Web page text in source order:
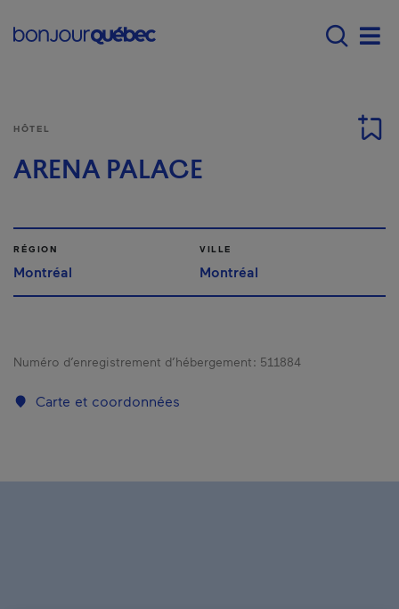
Main navigation -
HÔTEL
ARENA PALACE
RÉGION
Montréal
VILLE
Montréal
Numéro d’enregistrement d’hébergement : 511884
Carte et coordonnées